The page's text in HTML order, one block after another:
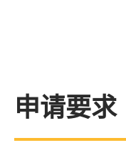
​申请要求​